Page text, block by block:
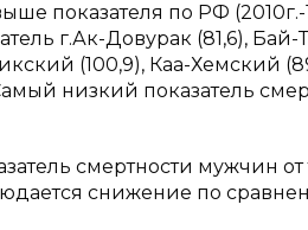
показателя по РФ
г.Ак-Довурак (81,6),
(100,9), Каа-Хемский
низкий показатель
смертности мужчин
снижение по